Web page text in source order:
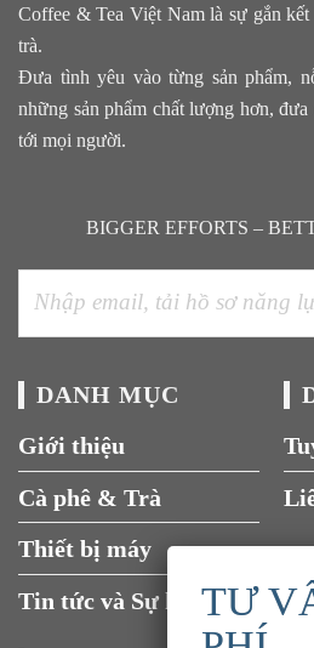
Coffee & Tea Việt Nam là sự gắn
trà.
Đưa tình yêu vào từng sản phẩm,
những sản phẩm chất lượng hơn,
tới mọi người.
BIGGER EFFORTS –
DANH MỤC
Giới thiệu
Cà phê & Trà
Thiết bị máy
Tin tức và Sự kiện
Đăng ký
tư vấn MIỄN
bị máy và
tạo, …